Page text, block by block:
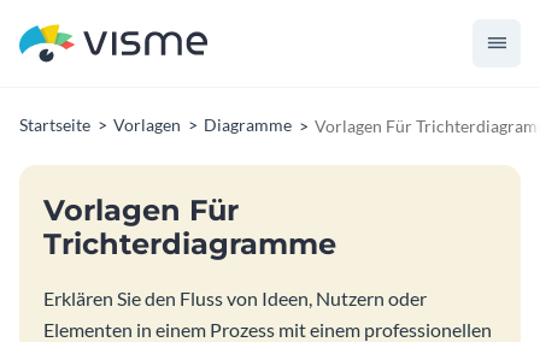
Startseite Vorlagen Diagramme Vorlagen Für
Vorlagen Für
Trichterdiagramme
Erklären Sie den Fluss von Ideen, Nutzern oder
Elementen in einem Prozess mit einem professionellen